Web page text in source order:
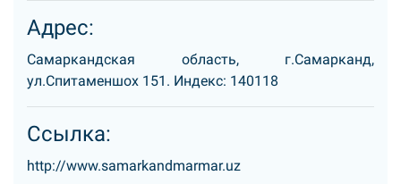
Адрес:
Самаркандская область, г.Самарканд,
ул.Спитаменшох 151. Индекс: 140118
Ссылка:
http://www.samarkandmarmar.uz